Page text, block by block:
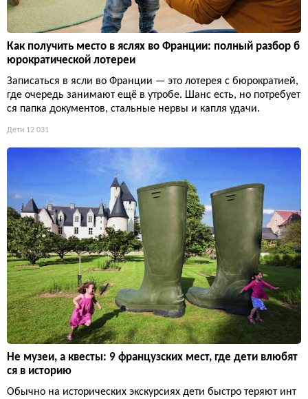
Как получить место в яслях во Франции: полный разбор б
юрократической лотереи
Записаться в ясли во Франции — это лотерея с бюрократией,
где очередь занимают ещё в утробе. Шанс есть, но потребует
ся папка документов, стальные нервы и капля удачи.
Дети 12 031
Не музеи, а квесты: 9 французских мест, где дети влюбят
ся в историю
Обычно на исторических экскурсиях дети быстро теряют инт